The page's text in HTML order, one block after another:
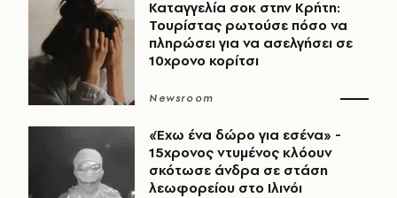
Καταγγελία σοκ στην Κρήτη:
Τουρίστας ρωτούσε πόσο να
πληρώσει για να ασελγήσει σε
10χρονο κορίτσι
Newsroom
«Έχω ένα δώρο για εσένα» -
15χρονος ντυμένος κλόουν
σκότωσε άνδρα σε στάση
λεωφορείου στο Ιλινόι